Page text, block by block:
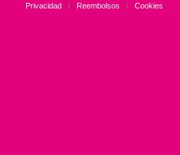
Privacidad
Reembolsos Cookies